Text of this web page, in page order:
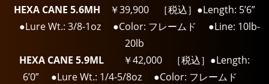
HEXA CANE 5.6MH
￥39,900 ［税込］●Length: 5’6”
●Lure Wt.: 3/8-1oz ●Color: フレームド ●Line: 10lb-
20lb
HEXA CANE 5.9ML ￥42,000 ［税込］●Length:
6’0” ●Lure Wt.: 1/4-5/8oz ●Color: フレームド